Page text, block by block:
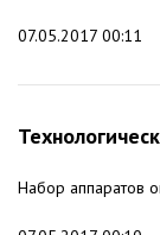
07.05.2017 00:11
Набор аппаратов